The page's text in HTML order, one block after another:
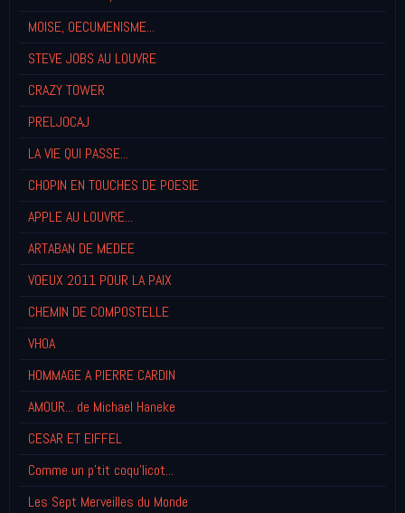
MOISE, OECUMENISME...
STEVE JOBS AU LOUVRE
CRAZY TOWER
PRELJOCAJ
LA VIE QUI PASSE...
CHOPIN EN TOUCHES DE POESIE
APPLE AU LOUVRE...
ARTABAN DE MEDEE
VOEUX 2011 POUR LA PAIX
CHEMIN DE COMPOSTELLE
VHOA
HOMMAGE A PIERRE CARDIN
AMOUR... de Michael Haneke
CESAR ET EIFFEL
Comme un p'tit coqu'licot...
Les Sept Merveilles du Monde